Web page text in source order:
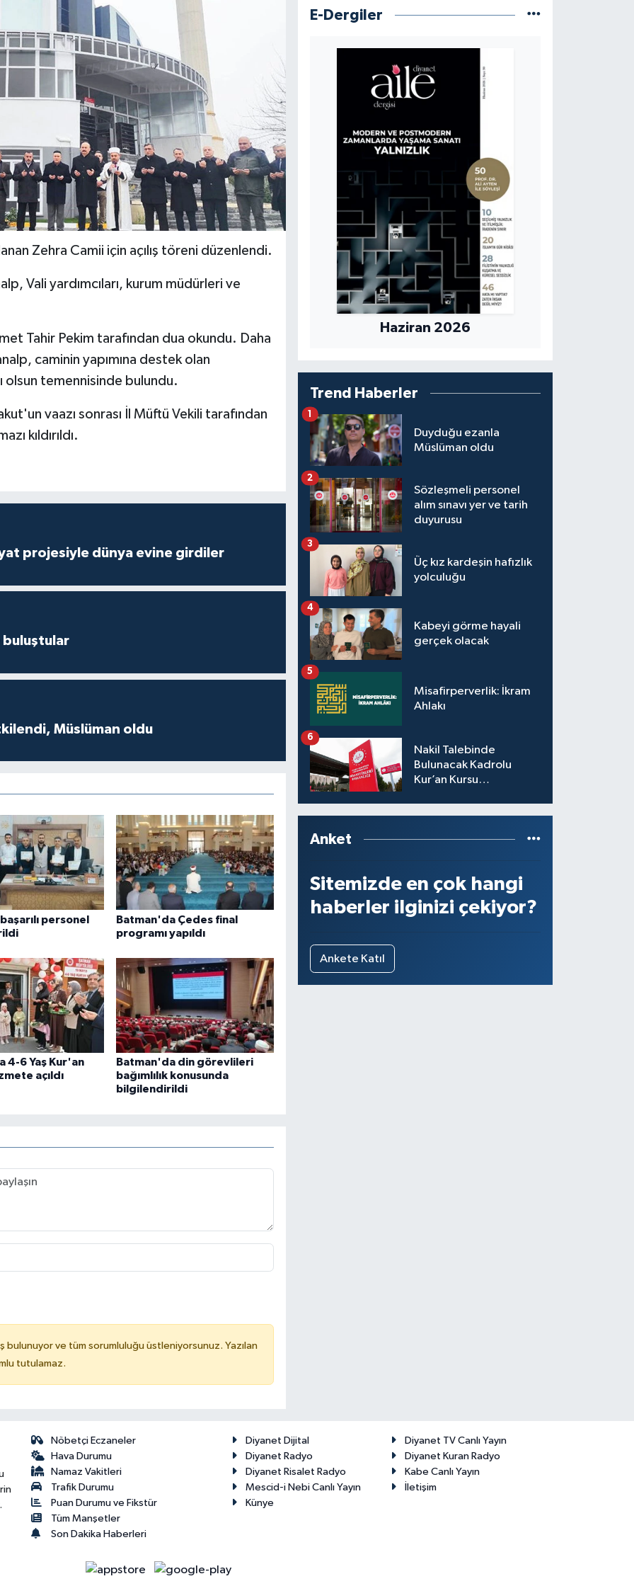
Zehra Camii için açılış töreni düzenlendi.
Vali yardımcıları, kurum müdürleri ve
Tahir Pekim tarafından dua okundu. Daha
caminin yapımına destek olan
olsun temennisinde bulundu.
vaazı sonrası İl Müftü Vekili tarafından
kıldırıldı.
projesiyle dünya evine girdiler
buluştular
Müslüman oldu
personel
Batman'da Çedes final
programı yapıldı
4-6 Yaş Kur'an
açıldı
Batman'da din görevlileri
bağımlılık konusunda
bilgilendirildi
bulunuyor ve tüm sorumluluğu üstleniyorsunuz. Yazılan
tutulamaz.
E-Dergiler
Haziran 2026
Trend Haberler
Duyduğu ezanla
Müslüman oldu
1
Sözleşmeli personel
alım sınavı yer ve tarih
duyurusu
2
Üç kız kardeşin hafızlık
yolculuğu
3
Kabeyi görme hayali
gerçek olacak
4
Misafirperverlik: İkram
Ahlakı
5
Nakil Talebinde
Bulunacak Kadrolu
Kur’an Kursu
6
Anket
Sitemizde en çok hangi
haberler ilginizi çekiyor?
Ankete Katıl
Nöbetçi Eczaneler
Hava Durumu
Namaz Vakitleri
Trafik Durumu
Puan Durumu ve Fikstür
Tüm Manşetler
Son Dakika Haberleri
Diyanet Dijital
Diyanet TV Canlı Yayın
Diyanet Radyo
Diyanet Kuran Radyo
Diyanet Risalet Radyo
Kabe Canlı Yayın
Mescid-i Nebi Canlı Yayın
İletişim
Künye